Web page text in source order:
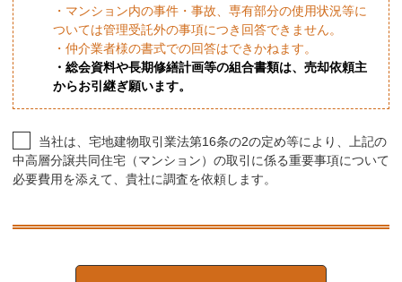
・マンション内の事件・事故、専有部分の使用状況等に
ついては管理受託外の事項につき回答できません。
・仲介業者様の書式での回答はできかねます。
・総会資料や長期修繕計画等の組合書類は、売却依頼主
からお引継ぎ願います。
当社は、宅地建物取引業法第16条の2の定め等により、上記の
中高層分譲共同住宅（マンション）の取引に係る重要事項について
必要費用を添えて、貴社に調査を依頼します。